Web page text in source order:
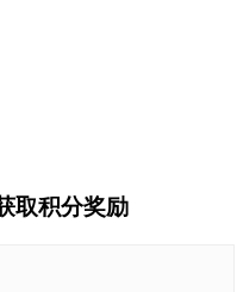
取积分奖励